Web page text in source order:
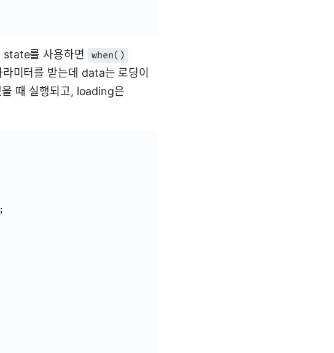
를 사용하면 when()
미터를 받는데 data는 로딩이
때 실행되고, loading은
;